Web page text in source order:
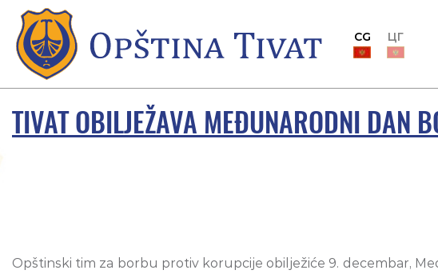
CG ЦГ
TIVAT OBILJEŽAVA MEĐUNARODNI DAN
Opštinski tim za borbu protiv korupcije obilježiće 9. decembar,